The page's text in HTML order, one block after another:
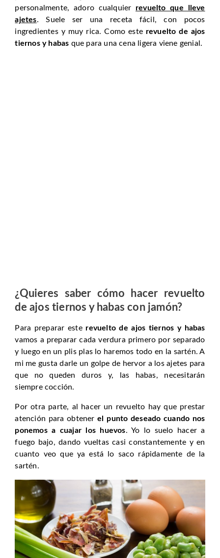
personalmente, adoro cualquier revuelto que lleve
ajetes. Suele ser una receta fácil, con pocos
ingredientes y muy rica. Como este revuelto de ajos
tiernos y habas que para una cena ligera viene genial.
¿Quieres saber cómo hacer revuelto
de ajos tiernos y habas con jamón?
Para preparar este revuelto de ajos tiernos y habas
vamos a preparar cada verdura primero por separado
y luego en un plis plas lo haremos todo en la sartén. A
mi me gusta darle un golpe de hervor a los ajetes para
que no queden duros y, las habas, necesitarán
siempre cocción.
Por otra parte, al hacer un revuelto hay que prestar
atención para obtenerel punto deseado cuando nos
ponemos a cuajar los huevos. Yo lo suelo hacer a
fuego bajo, dando vueltas casi constantemente y en
cuanto veo que ya está lo saco rápidamente de la
sartén.